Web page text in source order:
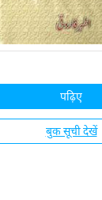
पढ़िए
बुक सूची देखें